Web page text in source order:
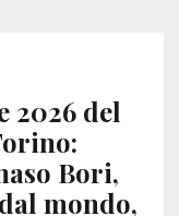
2026 del
Bori,
mondo,